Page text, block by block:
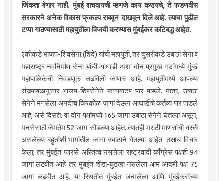
जिंकता येणार नाही. मुंबई वाचवायची म्हणजे काय करायचे, ते फडणवीस
सरकारने अनेक विकास प्रकल्प राबवून दाखवून दिले आहे. त्याचा पुढील
टप्पा गाठण्यासाठी महायुतीला विजयी करण्यास मुंबईकर कटिबद्ध आहेत.
एकीकडे भाजप-शिवसेना (शिंदे) यांची महायुती, तर दुसरीकडे उबाठा सेना व
महाराष्ट्र नवनिर्माण सेना यांची आघाडी अशा दोन प्रमुख गटांमध्ये मुंबई
महापालिकेची निवडणूक लढविली जाणार आहे. महायुतीमध्ये आपल्या
संख्याबळानुसार भाजप-शिवसेनेने जागावाटप पार पाडले. मात्र, उबाठा
सेनेने मनसेला अगदीच किरकोळ जागा देऊन आघाडीचे कर्तव्य पार पाडले
आहे, असे दिसते. या दोन पक्षांमध्ये 165 जागा उबाठा सेनेने घेतल्या असून,
मनसेसाठी जेमतेम 52 जागा सोडल्या आहेत. त्यातही मराठी माणसांची वस्ती
असलेल्या बहुतांशी भागांतील जागा उबाठाने घेतल्या आहेत. तसाच विचार
केला, तर मुंबईत फारसे अस्तित्व नसलेला राष्ट्रवादी काँग्रेस पक्षही 94
जागा लढवीत आहे; तर मुंबईत शेंडा-बुडखा नसलेला आम आदमी पक्ष 75
जागा लढवीत आहे. या स्थितीत मुंबईत जन्मलेला आणि मुंबईकरांच्या